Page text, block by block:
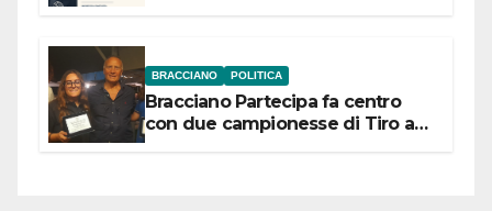
BRACCIANO POLITICA
Bracciano Partecipa fa centro
con due campionesse di Tiro a